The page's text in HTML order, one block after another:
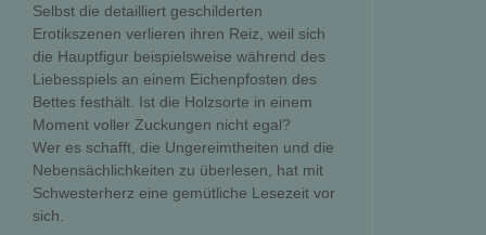
Selbst die detailliert geschilderten
Erotikszenen verlieren ihren Reiz, weil sich
die Hauptfigur beispielsweise während des
Liebesspiels an einem Eichenpfosten des
Bettes festhält. Ist die Holzsorte in einem
Moment voller Zuckungen nicht egal?
Wer es schafft, die Ungereimtheiten und die
Nebensächlichkeiten zu überlesen, hat mit
Schwesterherz eine gemütliche Lesezeit vor
sich.